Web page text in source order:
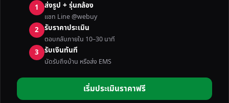
1 ส่งรูป + รุ่นกล้อง
แชท Line @webuy
2 รับราคาประเมิน
ตอบกลับภายใน 10–30 นาที
3 รับเงินทันที
นัดรับถึงบ้าน หรือส่ง EMS
เริ่มประเมินราคาฟรี